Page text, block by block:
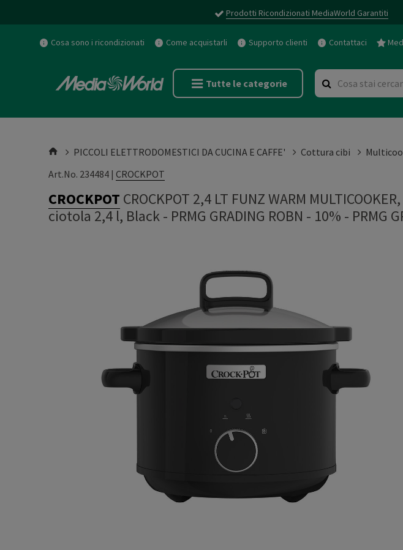
Prodotti Ricondizionati MediaWorld Garantiti
Cosa sono i ricondizionati Come acquistarli Supporto clienti Contattaci
Tutte le categorie
PICCOLI ELETTRODOMESTICI DA CUCINA E CAFFE' Cottura cibi
Art.No. 234484 | CROCKPOT
CROCKPOT CROCKPOT 2,4 LT FUNZ WARM
ciotola 2,4 l, Black - PRMG GRADING ROBN - 10% - PRMG